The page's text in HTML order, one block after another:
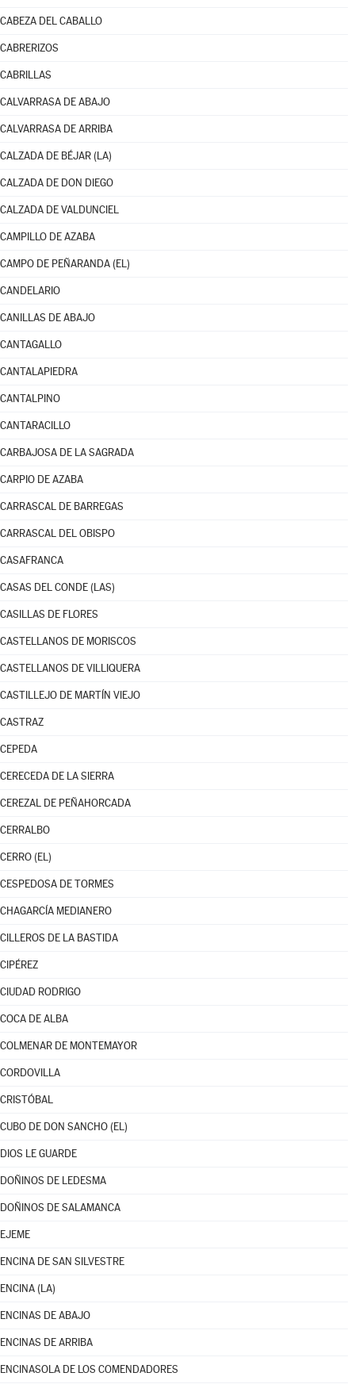
CABEZA DEL CABALLO
CABRERIZOS
CABRILLAS
CALVARRASA DE ABAJO
CALVARRASA DE ARRIBA
CALZADA DE BÉJAR (LA)
CALZADA DE DON DIEGO
CALZADA DE VALDUNCIEL
CAMPILLO DE AZABA
CAMPO DE PEÑARANDA (EL)
CANDELARIO
CANILLAS DE ABAJO
CANTAGALLO
CANTALAPIEDRA
CANTALPINO
CANTARACILLO
CARBAJOSA DE LA SAGRADA
CARPIO DE AZABA
CARRASCAL DE BARREGAS
CARRASCAL DEL OBISPO
CASAFRANCA
CASAS DEL CONDE (LAS)
CASILLAS DE FLORES
CASTELLANOS DE MORISCOS
CASTELLANOS DE VILLIQUERA
CASTILLEJO DE MARTÍN VIEJO
CASTRAZ
CEPEDA
CERECEDA DE LA SIERRA
CEREZAL DE PEÑAHORCADA
CERRALBO
CERRO (EL)
CESPEDOSA DE TORMES
CHAGARCÍA MEDIANERO
CILLEROS DE LA BASTIDA
CIPÉREZ
CIUDAD RODRIGO
COCA DE ALBA
COLMENAR DE MONTEMAYOR
CORDOVILLA
CRISTÓBAL
CUBO DE DON SANCHO (EL)
DIOS LE GUARDE
DOÑINOS DE LEDESMA
DOÑINOS DE SALAMANCA
EJEME
ENCINA DE SAN SILVESTRE
ENCINA (LA)
ENCINAS DE ABAJO
ENCINAS DE ARRIBA
ENCINASOLA DE LOS COMENDADORES